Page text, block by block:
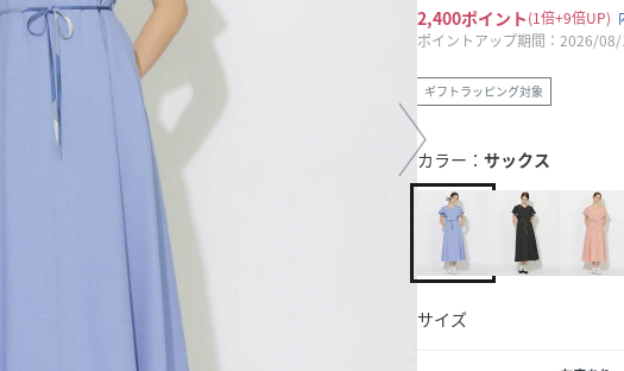
2,400ポイント 1倍 9倍UP
ポイントアップ期間：2026/
ギフトラッピング対象
カラー： サックス
サイズ